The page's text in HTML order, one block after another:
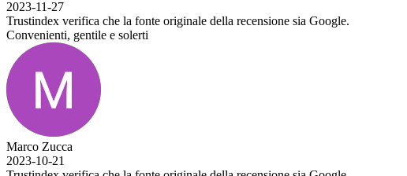
che la fonte originale della recensione sia Google.
e solerti